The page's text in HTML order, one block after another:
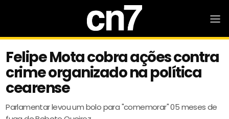
Felipe Mota cobra ações contra
crime organizado na política
cearense
Parlamentar levou um bolo para "comemorar" 05 meses de